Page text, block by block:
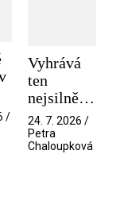
/
Vyhrává
ten
nejsilnější
/ V nitru
manosféry
24. 7. 2026 /
Petra
Chaloupková